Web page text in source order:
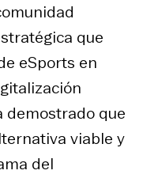
que
eSports en
demostrado que
viable y
del